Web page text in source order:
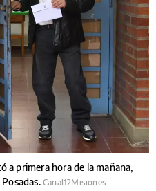
a primera hora de la mañana,
Canal12Misiones